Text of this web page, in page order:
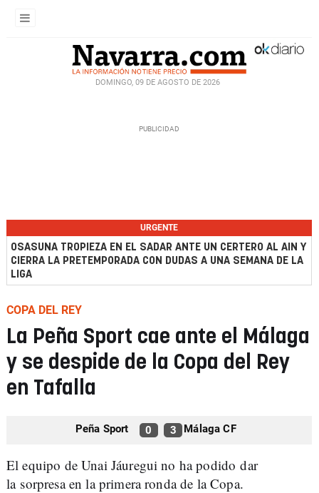
DOMINGO, 09 DE AGOSTO DE 2026
URGENTE
OSASUNA TROPIEZA EN EL SADAR ANTE UN CERTERO AL AIN Y
CIERRA LA PRETEMPORADA CON DUDAS A UNA SEMANA DE LA
LIGA
COPA DEL REY
La Peña Sport cae ante el Málaga
y se despide de la Copa del Rey
en Tafalla
Peña Sport 0 3 Málaga CF
El equipo de Unai Jáuregui no ha podido dar
la sorpresa en la primera ronda de la Copa.